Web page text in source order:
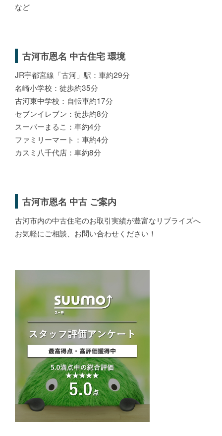
など
古河市恩名 中古住宅 環境
JR宇都宮線「古河」駅：車約29分
名崎小学校：徒歩約35分
古河東中学校：自転車約17分
セブンイレブン：徒歩約8分
スーパーまるこ：車約4分
ファミリーマート：車約4分
カスミ八千代店：車約8分
古河市恩名 中古 ご案内
古河市内の中古住宅のお取引実績が豊富なリブライズへ
お気軽にご相談、お問い合わせください！